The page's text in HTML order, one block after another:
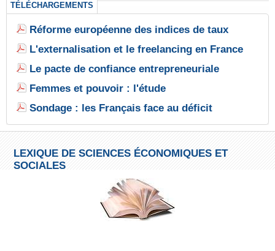
TÉLÉCHARGEMENTS
Réforme européenne des indices de taux
L'externalisation et le freelancing en France
Le pacte de confiance entrepreneuriale
Femmes et pouvoir : l'étude
Sondage : les Français face au déficit
LEXIQUE DE SCIENCES ÉCONOMIQUES ET
SOCIALES